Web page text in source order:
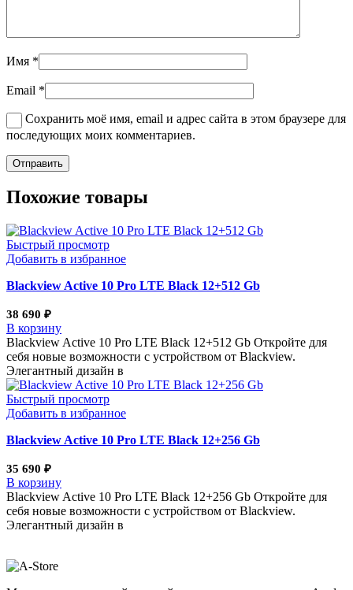
Имя *
Email *
Сохранить моё имя, email и адрес сайта в этом браузере для
последующих моих комментариев.
Похожие товары
Быстрый просмотр
Добавить в избранное
Blackview Active 10 Pro LTE Black 12+512 Gb
38 690 ₽
В корзину
Blackview Active 10 Pro LTE Black 12+512 Gb Откройте для
себя новые возможности с устройством от Blackview.
Элегантный дизайн в
Быстрый просмотр
Добавить в избранное
Blackview Active 10 Pro LTE Black 12+256 Gb
35 690 ₽
В корзину
Blackview Active 10 Pro LTE Black 12+256 Gb Откройте для
себя новые возможности с устройством от Blackview.
Элегантный дизайн в